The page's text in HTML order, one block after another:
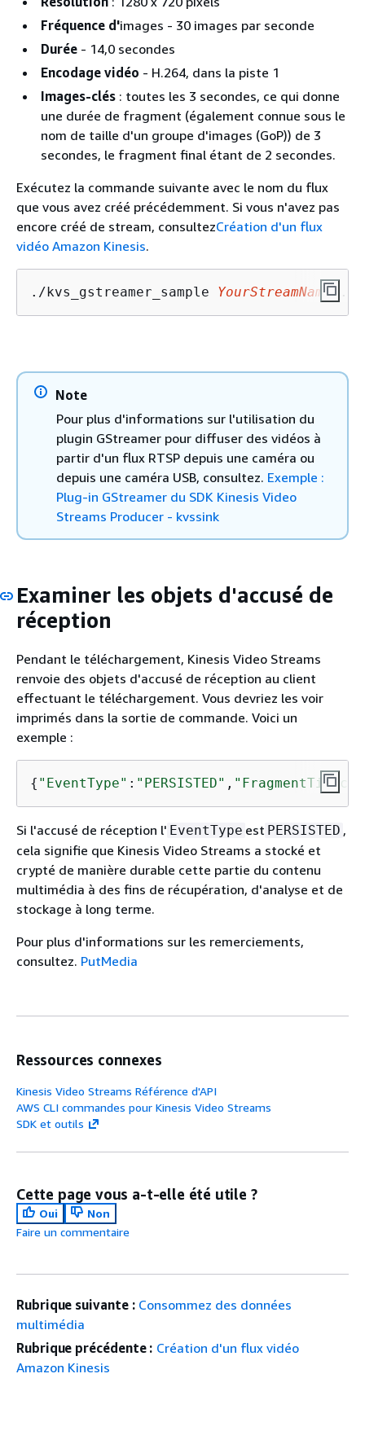
Fréquence d'images - 30 images par seconde
Durée - 14,0 secondes
Encodage vidéo - H.264, dans la piste 1
Images-clés : toutes les 3 secondes, ce qui donne
une durée de fragment (également connue sous le
nom de taille d'un groupe d'images (GoP)) de 3
secondes, le fragment final étant de 2 secondes.
Exécutez la commande suivante avec le nom du flux
que vous avez créé précédemment. Si vous n'avez pas
encore créé de stream, consultezCréation d'un flux
vidéo Amazon Kinesis.
./kvs_gstreamer_sample YourStreamName ./
Note
Pour plus d'informations sur l'utilisation du
plugin GStreamer pour diffuser des vidéos à
partir d'un flux RTSP depuis une caméra ou
depuis une caméra USB, consultez. Exemple :
Plug-in GStreamer du SDK Kinesis Video
Streams Producer - kvssink
Examiner les objets d'accusé de
réception
Pendant le téléchargement, Kinesis Video Streams
renvoie des objets d'accusé de réception au client
effectuant le téléchargement. Vous devriez les voir
imprimés dans la sortie de commande. Voici un
exemple :
{ "EventType" : "PERSISTED" ,
Si l'accusé de réception l' EventType est PERSISTED ,
cela signifie que Kinesis Video Streams a stocké et
crypté de manière durable cette partie du contenu
multimédia à des fins de récupération, d'analyse et de
stockage à long terme.
Pour plus d'informations sur les remerciements,
consultez. PutMedia
Ressources connexes
Kinesis Video Streams Référence d'API
AWS CLI commandes pour Kinesis Video Streams
SDK et outils
Cette page vous a-t-elle été utile ?
Oui
Non
Faire un commentaire
Rubrique suivante : Consommez des données
multimédia
Rubrique précédente : Création d'un flux vidéo
Amazon Kinesis